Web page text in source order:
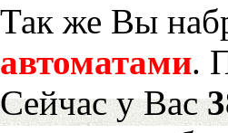
Так же Вы
автоматами.
Сейчас у Вас